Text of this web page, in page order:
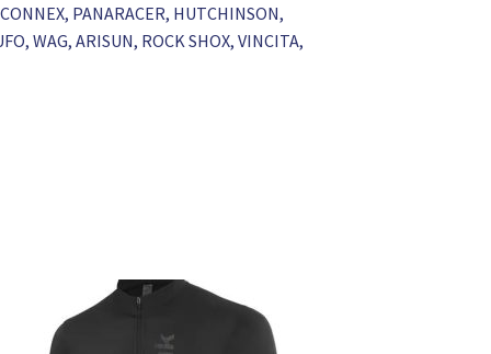
PANARACER, HUTCHINSON,
WAG, ARISUN, ROCK SHOX, VINCITA,